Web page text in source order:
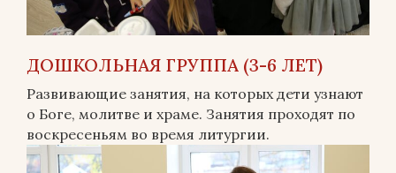
ДОШКОЛЬНАЯ ГРУППА (3-6 ЛЕТ)
Развивающие занятия, на которых дети узнают
о Боге, молитве и храме. Занятия проходят по
воскресеньям во время литургии.